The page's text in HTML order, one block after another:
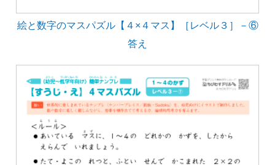
絵と数字のマスパズル【４×４マス】［レベル３］－⑥
答え